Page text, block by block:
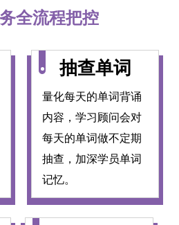
全流程把控
抽查单词
量化每天的单词背诵
内容，学习顾问会对
每天的单词做不定期
抽查，加深学员单词
记忆。